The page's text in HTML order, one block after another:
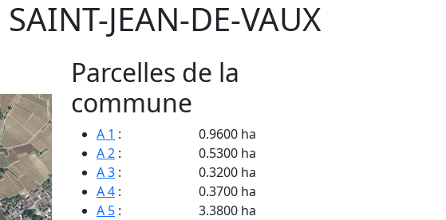
SAINT-JEAN-DE-VAUX
Parcelles de la
commune
A 1 :
0.9600 ha
A 2 :
0.5300 ha
A 3 :
0.3200 ha
A 4 :
0.3700 ha
A 5 :
3.3800 ha